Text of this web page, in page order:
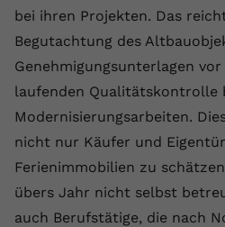
bei ihren Projekten. Das
Begutachtung des
Genehmigungsunterlagen
laufenden Qualitätskontrolle
Modernisierungsarbeiten.
nicht nur Käufer und
Ferienimmobilien zu
übers Jahr nicht selbst
auch Berufstätige, die nach